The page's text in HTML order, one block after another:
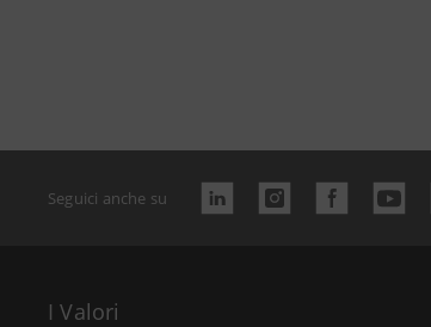
Seguici anche su
I Valori